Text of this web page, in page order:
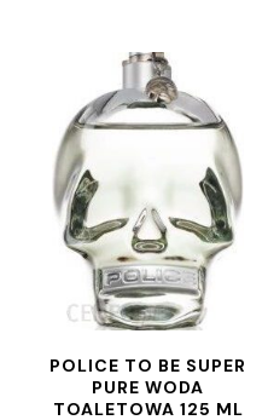
POLICE TO BE SUPER
PURE WODA
TOALETOWA 125 ML